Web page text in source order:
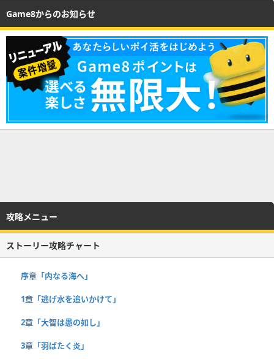
Game8からのお知らせ
攻略メニュー
ストーリー攻略チャート
序章「内なる海へ」
1章「逃げ水を追いかけて」
2章「大智は愚の如し」
3章「羽ばたく炎」